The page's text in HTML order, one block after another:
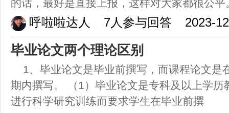
的话，最好是直接上报，这样对大家都很公平
呼啦啦达人 7人参与回答 2023-
毕业论文两个理论区别
1、毕业论文是毕业前撰写，而课程论文是
期内撰写。 （1）毕业论文是专科及以上学历
进行科学研究训练而要求学生在毕业前撰